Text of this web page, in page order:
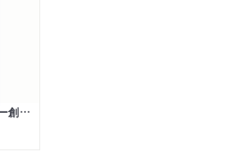
７日でできるキャラクター創作入門